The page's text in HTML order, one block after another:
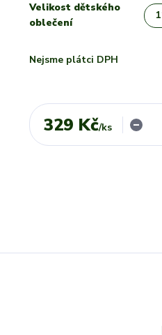
Velikost dětského
oblečení
Nejsme plátci DPH
329 Kč/ks